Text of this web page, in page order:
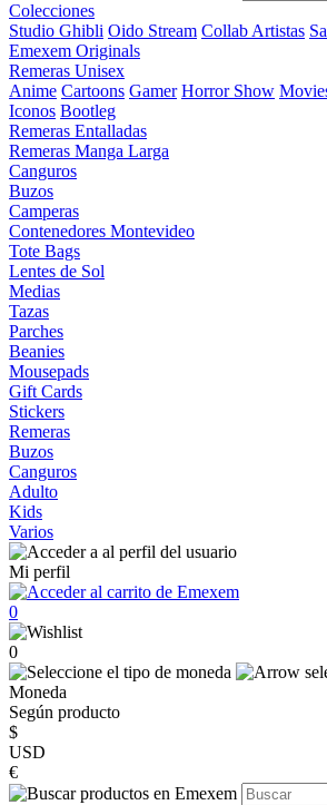
Colecciones
Studio Ghibli Oido Stream Collab Artistas
Emexem Originals
Remeras Unisex
Anime Cartoons Gamer Horror Show
Iconos Bootleg
Remeras Entalladas
Remeras Manga Larga
Canguros
Buzos
Camperas
Contenedores Montevideo
Tote Bags
Lentes de Sol
Medias
Tazas
Parches
Beanies
Mousepads
Gift Cards
Stickers
Remeras
Buzos
Canguros
Adulto
Kids
Varios
Mi perfil
0
0
Moneda
Según producto
$
USD
€